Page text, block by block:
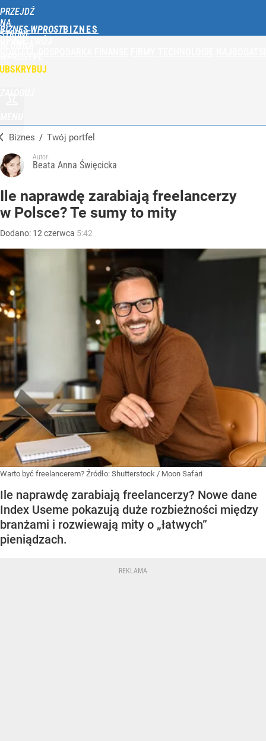
PRZEJDŹ
NA
STRONĘ
BIZNES WPROST
Biznes / Twój portfel
Autor:
Beata Anna Święcicka
Ile naprawdę zarabiają freelancerzy
w Polsce? Te sumy to mity
Dodano: 12 czerwca 5:42
Warto być freelancerem? Źródło: Shutterstock / Moon Safari
Ile naprawdę zarabiają freelancerzy? Nowe dane
Index Useme pokazują duże rozbieżności między
branżami i rozwiewają mity o „łatwych”
pieniądzach.